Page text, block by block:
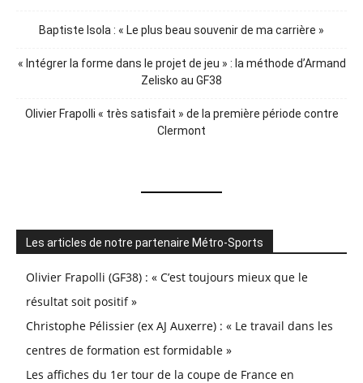
Baptiste Isola : « Le plus beau souvenir de ma carrière »
« Intégrer la forme dans le projet de jeu » : la méthode d’Armand
Zelisko au GF38
Olivier Frapolli « très satisfait » de la première période contre
Clermont
Les articles de notre partenaire Métro-Sports
Olivier Frapolli (GF38) : « C’est toujours mieux que le
résultat soit positif »
Christophe Pélissier (ex AJ Auxerre) : « Le travail dans les
centres de formation est formidable »
Les affiches du 1er tour de la coupe de France en